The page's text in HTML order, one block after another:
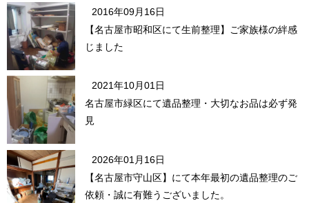
2016年09月16日
【名古屋市昭和区にて生前整理】ご家族様の絆感
じました
2021年10月01日
名古屋市緑区にて遺品整理・大切なお品は必ず発
見
2026年01月16日
【名古屋市守山区】にて本年最初の遺品整理のご
依頼・誠に有難うございました。